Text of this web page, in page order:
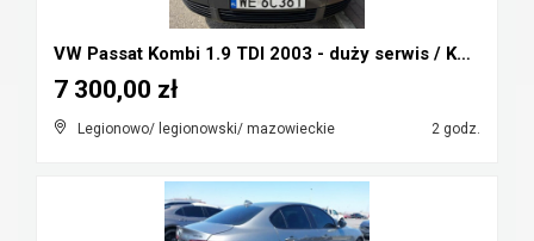
VW Passat Kombi 1.9 TDI 2003 - duży serwis / KOLOR...
Legionowo/ legionowski/ mazowieckie 2 godz.
7 300,00 zł